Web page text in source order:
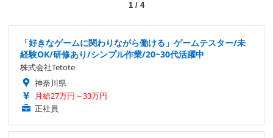
1/ 4
「好きなゲームに関わりながら働ける」ゲームテスター/未
経験OK/研修あり/シンプル作業/20~30代活躍中
株式会社Tetote
神奈川県
月給27万円～33万円
正社員